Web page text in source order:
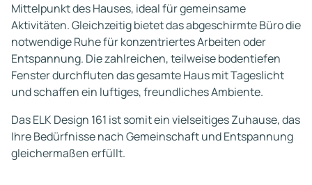
Mittelpunkt des Hauses, ideal für gemeinsame
Aktivitäten. Gleichzeitig bietet das abgeschirmte Büro die
notwendige Ruhe für konzentriertes Arbeiten oder
Entspannung. Die zahlreichen, teilweise bodentiefen
Fenster durchfluten das gesamte Haus mit Tageslicht
und schaffen ein luftiges, freundliches Ambiente.
Das ELK Design 161 ist somit ein vielseitiges Zuhause, das
Ihre Bedürfnisse nach Gemeinschaft und Entspannung
gleichermaßen erfüllt.